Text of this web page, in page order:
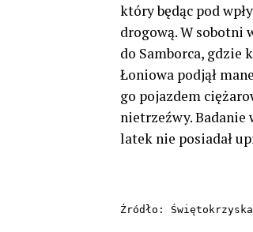
który będąc pod
drogową. W
do Samborca, gdzie
Łoniowa podjął
go pojazdem
nietrzeźwy.
latek nie posiadał
Źródło: